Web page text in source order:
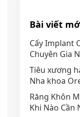
Bài viết
Cấy Implant
Chuyên Gia
Tiêu xương
Nha khoa
Răng Khôn
Khi Nào Cần